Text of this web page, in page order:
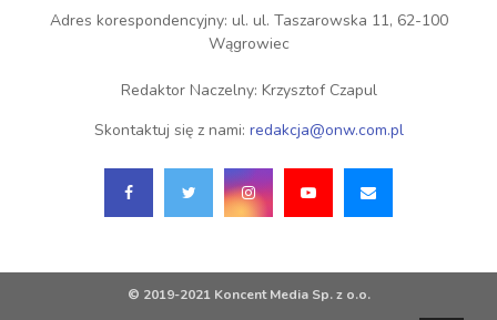
Adres korespondencyjny: ul. ul. Taszarowska 11, 62-100
Wągrowiec
Redaktor Naczelny: Krzysztof Czapul
Skontaktuj się z nami: redakcja@onw.com.pl
© 2019-2021 Koncent Media Sp. z o.o.